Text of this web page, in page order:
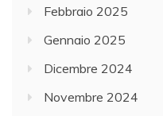
Febbraio 2025
Gennaio 2025
Dicembre 2024
Novembre 2024